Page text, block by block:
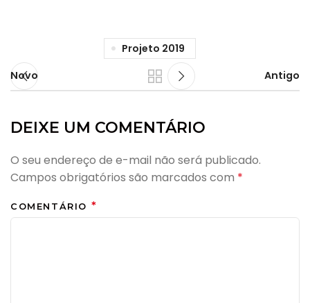
Projeto 2019
Novo
Antigo
DEIXE UM COMENTÁRIO
O seu endereço de e-mail não será publicado.
Campos obrigatórios são marcados com *
COMENTÁRIO *